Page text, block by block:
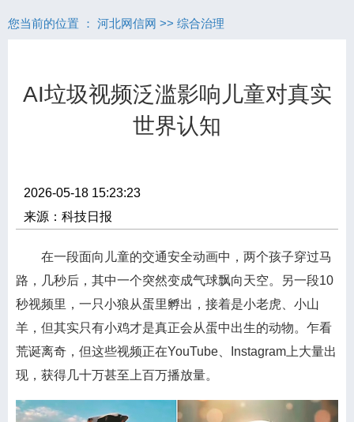
您当前的位置 ： 河北网信网 >> 综合治理
AI垃圾视频泛滥影响儿童对真实
世界认知
2026-05-18 15:23:23
来源：科技日报
在一段面向儿童的交通安全动画中，两个孩子穿过马
路，几秒后，其中一个突然变成气球飘向天空。另一段10
秒视频里，一只小狼从蛋里孵出，接着是小老虎、小山
羊，但其实只有小鸡才是真正会从蛋中出生的动物。乍看
荒诞离奇，但这些视频正在YouTube、Instagram上大量出
现，获得几十万甚至上百万播放量。